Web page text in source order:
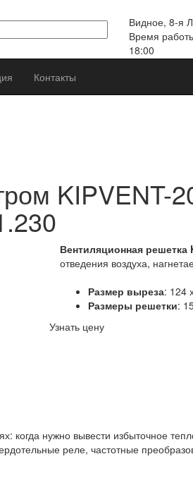
Видное, 8-я
Время
18:00
Контакты
KIPVENT-
Вентиляционная решетка
отведения воздуха,
Размер выреза: 124
Размеры решетки:
Узнать цену
когда нужно вывести избыточное
реле, частотные